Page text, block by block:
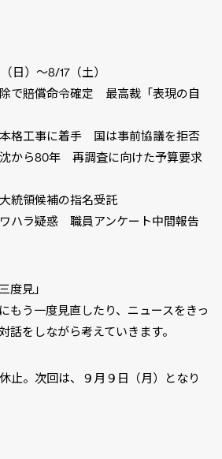
日）〜8/17（土）
で賠償命令確定 最高裁「表現の自
格工事に着手 国は事前協議を拒否
から80年 再調査に向けた予算要求
統領候補の指名受託
ハラ疑惑 職員アンケート中間報告
度見」
もう一度見直したり、ニュースをきっ
話をしながら考えていきます。
止。次回は、９月９日（月）となり